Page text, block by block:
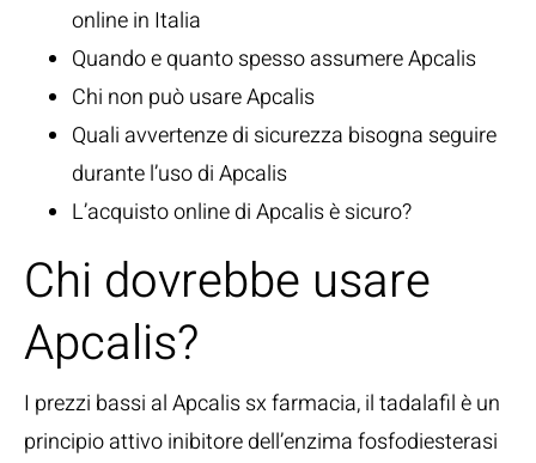
online in Italia
Quando e quanto spesso assumere Apcalis
Chi non può usare Apcalis
Quali avvertenze di sicurezza bisogna seguire
durante l’uso di Apcalis
L’acquisto online di Apcalis è sicuro?
Chi dovrebbe usare
Apcalis?
I prezzi bassi al Apcalis sx farmacia, il tadalafil è un
principio attivo inibitore dell’enzima fosfodiesterasi